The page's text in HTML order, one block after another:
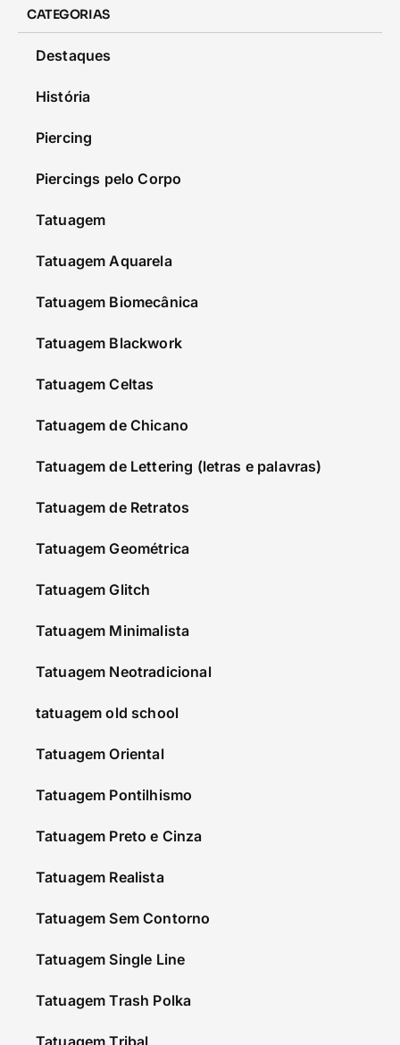
CATEGORIAS
Destaques
História
Piercing
Piercings pelo Corpo
Tatuagem
Tatuagem Aquarela
Tatuagem Biomecânica
Tatuagem Blackwork
Tatuagem Celtas
Tatuagem de Chicano
Tatuagem de Lettering (letras e palavras)
Tatuagem de Retratos
Tatuagem Geométrica
Tatuagem Glitch
Tatuagem Minimalista
Tatuagem Neotradicional
tatuagem old school
Tatuagem Oriental
Tatuagem Pontilhismo
Tatuagem Preto e Cinza
Tatuagem Realista
Tatuagem Sem Contorno
Tatuagem Single Line
Tatuagem Trash Polka